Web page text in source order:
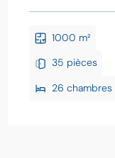
1000 m²
35 pièces
26 chambres